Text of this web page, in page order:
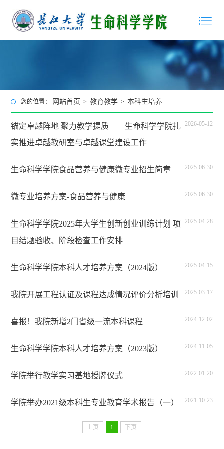
您的位置： 网站首页 >教育教学 >本科生培养
锚定卓越阵地 聚力教学提质——生命科学学院扎
实推进卓越教研室与卓越课堂建设工作
2026-05-12
生命科学学院食品营养与健康微专业招生简章 2025-06-30
微专业培养方案-食品营养与健康 2025-06-30
生命科学学院2025年大学生创新创业训练计划 项
目结题验收、阶段检查工作安排
2025-04-28
生命科学学院本科人才培养方案（2024版） 2025-04-15
我院开展工程认证及课程达成情况评价分析培训 2025-03-17
喜报！我院新增2门省级一流本科课程 2024-12-02
生命科学学院本科人才培养方案（2023版） 2024-11-05
学院举行教学实习基地授牌仪式 2022-01-20
学院举办2021级本科生专业教育学术报告（一） 2021-10-23
上页 1 下页